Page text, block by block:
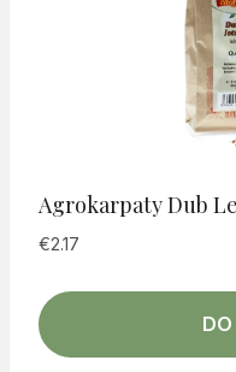
Agrokarpaty Dub
€2.17